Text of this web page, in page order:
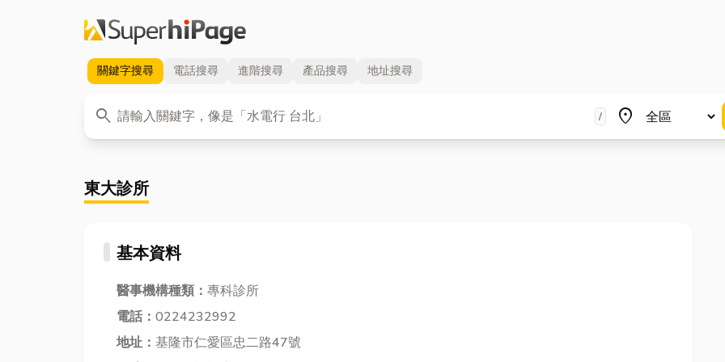
關鍵字搜尋 電話搜尋 進階搜尋 產品搜尋 地址搜尋
search
關鍵字 / place
地區
東大診所
基本資料
醫事機構種類： 專科診所
電話： 0224232992
地址： 基隆市仁愛區忠二路47號